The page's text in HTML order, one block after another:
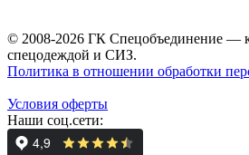
© 2008-2026 ГК Спецобъединение —
спецодеждой и СИЗ.
Политика в отношении обработки
Условия оферты
Наши соц.сети: